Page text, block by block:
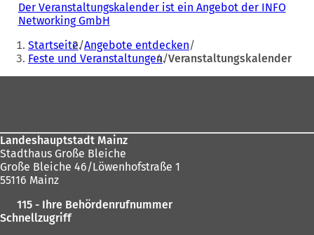
Der Veranstaltungskalender ist ein Angebot der INFO
Networking GmbH
Sie
befinden
sich
Startseite Angebote entdecken
Feste und Veranstaltungen Veranstaltungskalender
Landeshauptstadt Mainz
Stadthaus Große Bleiche
Große Bleiche 46/Löwenhofstraße 1
55116 Mainz
115 - Ihre Behördenrufnummer
Schnellzugriff